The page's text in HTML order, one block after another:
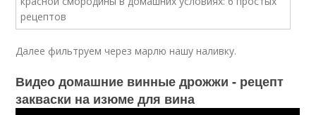
Далее фильтруем через марлю нашу наливку.
Видео домашние винные дрожжи - рецепт
закваски на изюме для вина